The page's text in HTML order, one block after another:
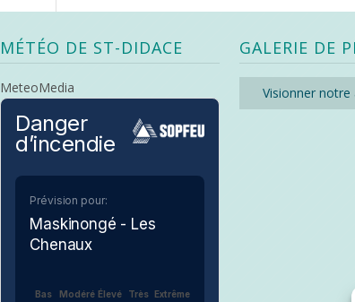
MÉTÉO DE ST-DIDACE
MeteoMedia
Danger
d’incendie
Prévision pour:
Maskinongé - Les
Chenaux
Bas Modéré Élevé Très Extrême
GALERIE DE
Visionner